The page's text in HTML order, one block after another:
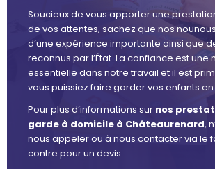
Soucieux de vous apporter une
de vos attentes, sachez que nos
d’une expérience importante ainsi que
reconnus par l’État. La confiance est une
essentielle dans notre travail et il est
vous puissiez faire garder vos enfants
Pour plus d’informations sur nos
garde à domicile à Châteaurenard,
nous appeler ou à nous contacter via le
contre pour un devis.